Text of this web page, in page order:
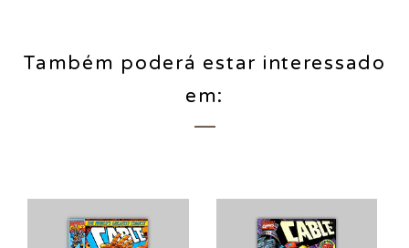
Também poderá estar interessado
em: